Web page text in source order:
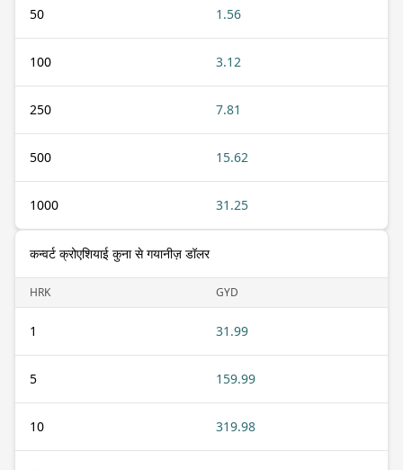
50 1.56
100 3.12
250 7.81
500 15.62
1000 31.25
कन्वर्ट क्रोएशियाई कुना से गयानीज़ डॉलर
HRK GYD
1 31.99
5 159.99
10 319.98